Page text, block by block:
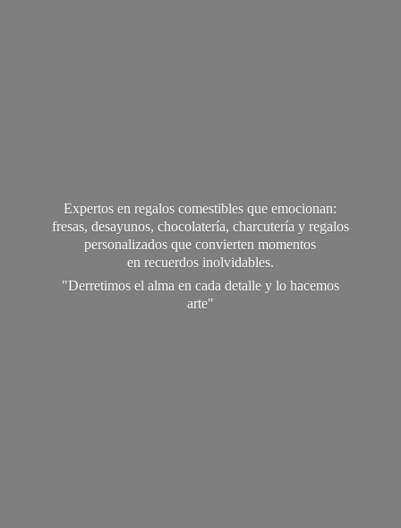
Expertos en regalos comestibles que emocionan:
fresas, desayunos, chocolatería, charcutería y regalos
personalizados que convierten momentos
en recuerdos inolvidables.
"Derretimos el alma en cada detalle y lo hacemos
arte"